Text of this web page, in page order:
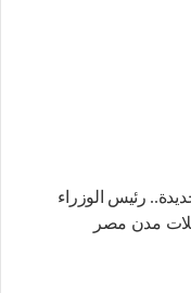
رئيس الوزراء
مدن مصر